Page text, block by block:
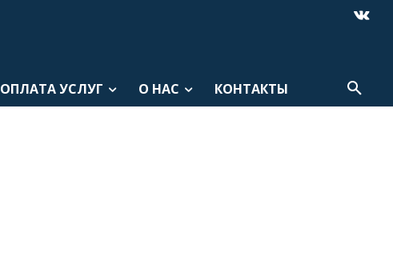
ОПЛАТА УСЛУГ О НАС КОНТАКТЫ